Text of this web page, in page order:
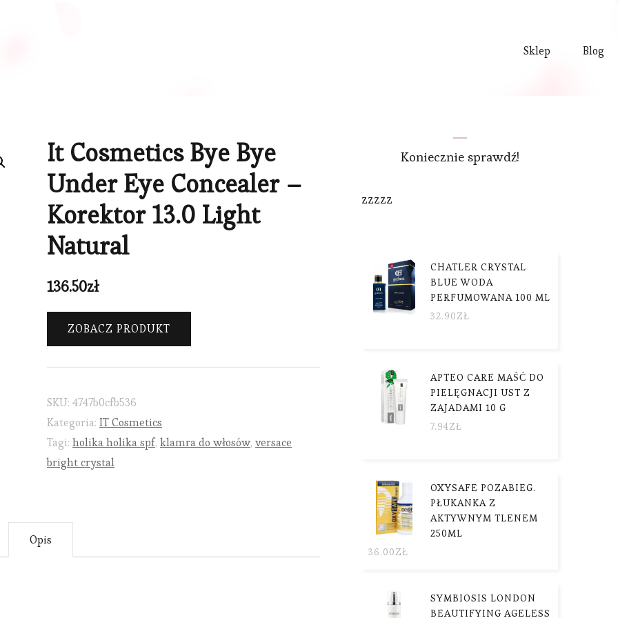
Sklep Blog
It Cosmetics Bye Bye
Under Eye Concealer –
Korektor 13.0 Light
Natural
136.50zł
ZOBACZ PRODUKT
SKU: 4747b0cfb536
Kategoria: IT Cosmetics
Tagi: holika holika spf, klamra do włosów, versace
bright crystal
Opis
Koniecznie sprawdź!
zzzzz
CHATLER CRYSTAL
BLUE WODA
PERFUMOWANA 100 ML
32.90ZŁ
APTEO CARE MAŚĆ DO
PIELĘGNACJI UST Z
ZAJADAMI 10 G
7.94ZŁ
OXYSAFE POZABIEG.
PŁUKANKA Z
AKTYWNYM TLENEM
250ML
36.00ZŁ
SYMBIOSIS LONDON
BEAUTIFYING AGELESS